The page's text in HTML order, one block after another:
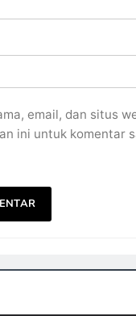
email, dan situs
ini untuk komentar